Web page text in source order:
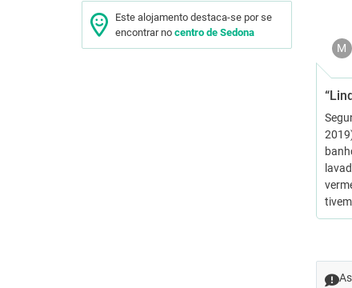
Este alojamento destaca-se por se
encontrar no centro de Sedona
M